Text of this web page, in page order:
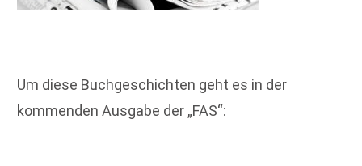
Um diese Buchgeschichten geht es in der
kommenden Ausgabe der „FAS“: